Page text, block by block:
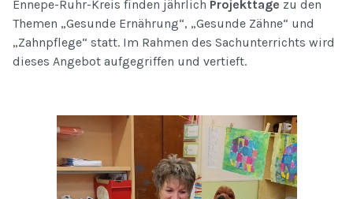
Ennepe-Ruhr-Kreis finden jährlich Projekttage zu den
Themen „Gesunde Ernährung“, „Gesunde Zähne“ und
„Zahnpflege“ statt. Im Rahmen des Sachunterrichts wird
dieses Angebot aufgegriffen und vertieft.